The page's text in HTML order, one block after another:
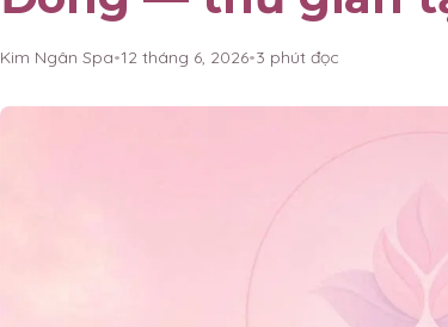
Kim Ngân Spa•12 tháng 6, 2026•3 phút đọc